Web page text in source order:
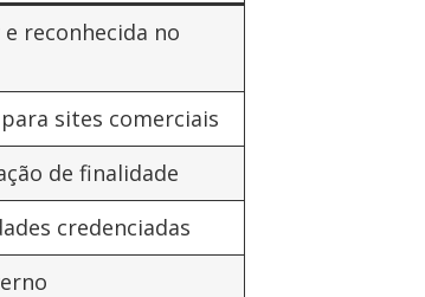
reconhecida no
sites comerciais
de finalidade
credenciadas